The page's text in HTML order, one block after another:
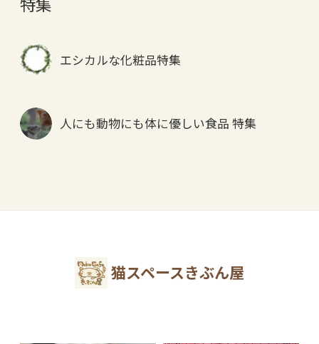
エシカルな化粧品特集
人にも動物にも体に優しい食品 特集
猫スペースきぶん屋